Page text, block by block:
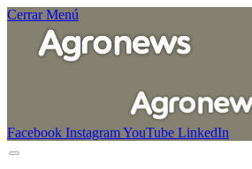
Cerrar Menú
Facebook InstagramYouTube LinkedIn